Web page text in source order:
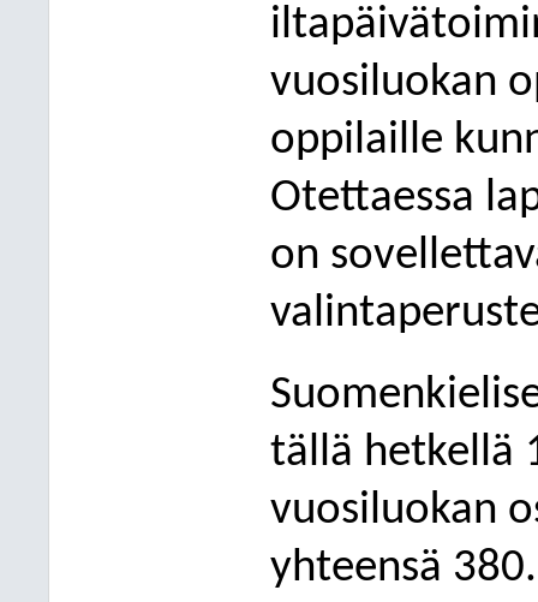
vuosiluokan
oppilaille
Otettaessa
on
tällä hetkellä
vuosiluokan
yhteensä